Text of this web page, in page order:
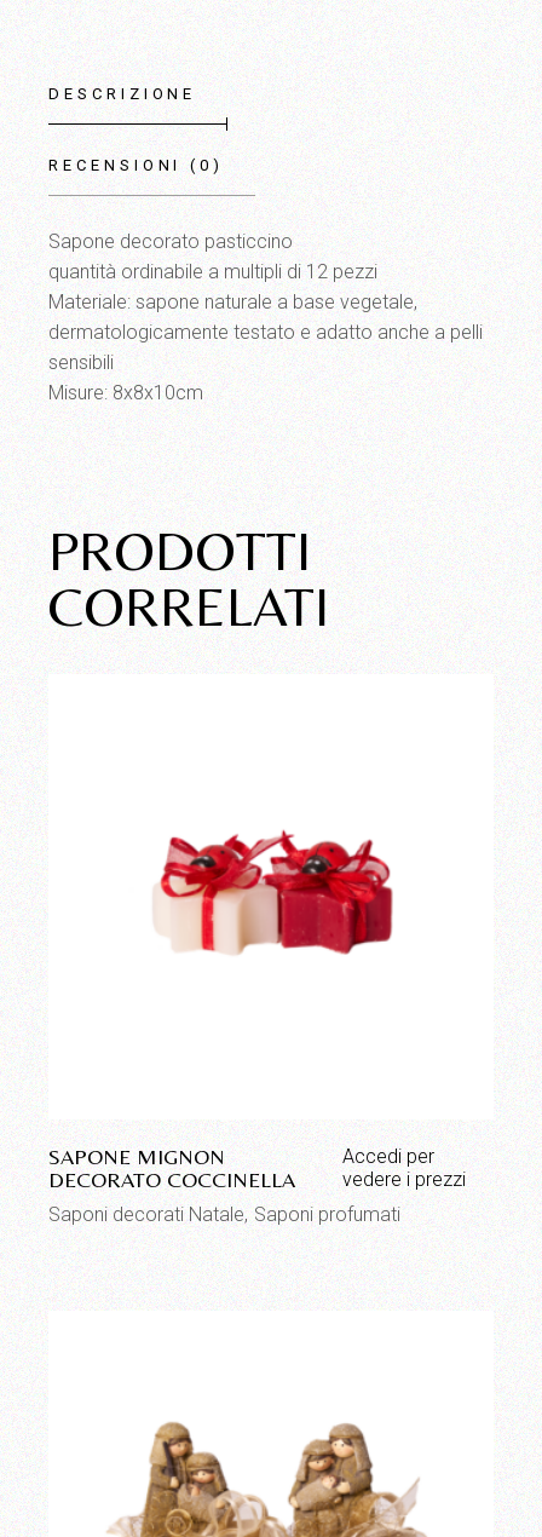
DESCRIZIONE
RECENSIONI (0)
Sapone decorato pasticcino
quantità ordinabile a multipli di 12 pezzi
Materiale: sapone naturale a base vegetale,
dermatologicamente testato e adatto anche a pelli
sensibili
Misure: 8x8x10cm
PRODOTTI
CORRELATI
SAPONE MIGNON
DECORATO COCCINELLA
Accedi per
vedere i prezzi
Saponi decorati Natale Saponi profumati